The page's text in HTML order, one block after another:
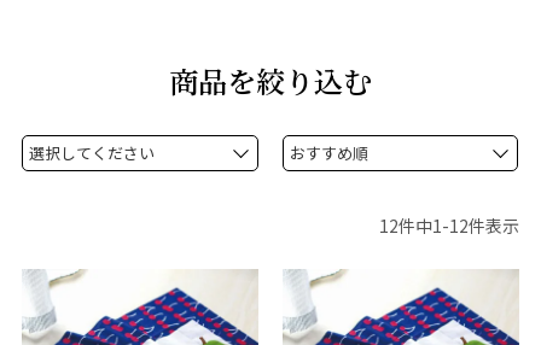
商品を絞り込む
12件中1-12件表示